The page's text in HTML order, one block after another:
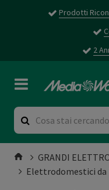
Prodotti
2
GRANDI
Elettrodomestici da